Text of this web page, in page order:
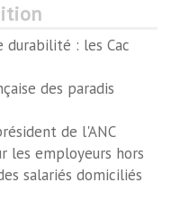
durabilité : les Cac
des paradis
de l'ANC
les employeurs hors
salariés domiciliés